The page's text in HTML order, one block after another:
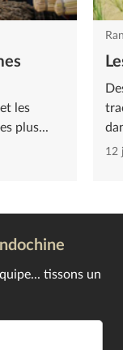
les
plus...
12
tissons un